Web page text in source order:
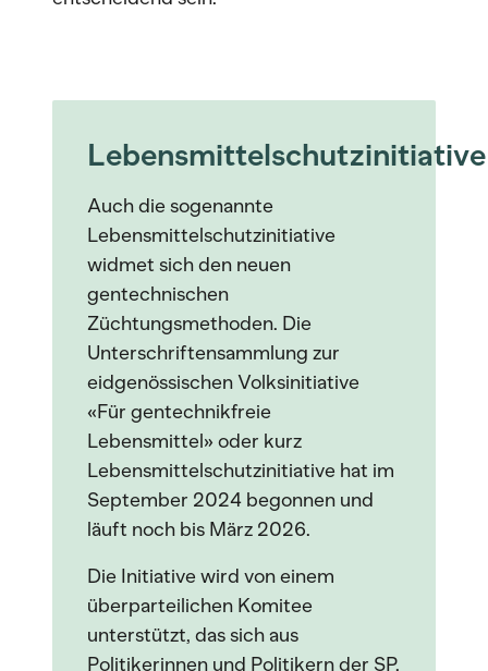
Lebensmittelschutzinitiative
Auch die sogenannte
Lebensmittelschutzinitiative
widmet sich den neuen
gentechnischen
Züchtungsmethoden. Die
Unterschriftensammlung zur
eidgenössischen Volksinitiative
«Für gentechnikfreie
Lebensmittel» oder kurz
Lebensmittelschutzinitiative hat im
September 2024 begonnen und
läuft noch bis März 2026.
Die Initiative wird von einem
überparteilichen Komitee
unterstützt, das sich aus
Politikerinnen und Politikern der SP,